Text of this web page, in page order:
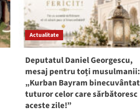
Actualitate
Deputatul Daniel Georgescu,
mesaj pentru toți musulmanii:
„Kurban Bayram binecuvântat
tuturor celor care sărbătoresc
aceste zile!”